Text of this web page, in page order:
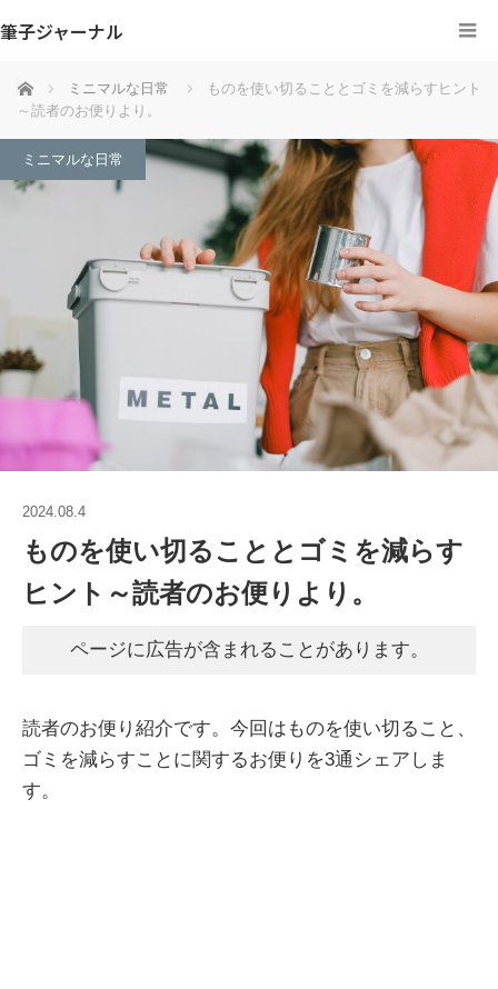
筆子ジャーナル
ホーム ミニマルな日常
ものを使い切ることとゴミを減らすヒント
～読者のお便りより。
ミニマルな日常
2024.08.4
ものを使い切ることとゴミを減らす
ヒント～読者のお便りより。
ページに広告が含まれることがあります。
読者のお便り紹介です。今回はものを使い切ること、
ゴミを減らすことに関するお便りを3通シェアしま
す。